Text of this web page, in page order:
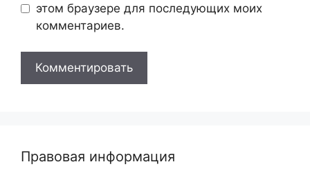
этом браузере для последующих моих
комментариев.
Правовая информация